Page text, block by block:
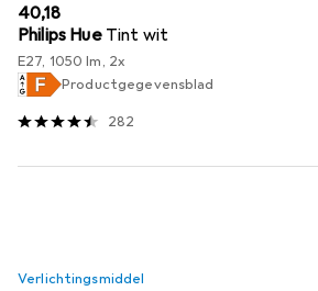
EUR
40,18
Philips Hue Tint wit
E27, 1050 lm, 2x
Productgegevensblad
282
Verlichtingsmiddel